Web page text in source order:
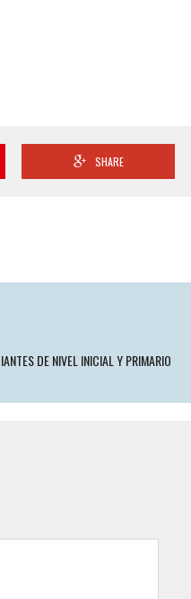
SHARE
DE NIVEL INICIAL Y PRIMARIO